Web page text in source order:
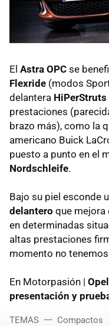
El Astra OPC se
Flexride (modos
delantera HiPerStruts
prestaciones
brazo más), como la
americano Buick
puesto a punto en el
Nordschleife.
Bajo su piel esconde
delantero que
en determinadas
altas prestaciones
momento no
En Motorpasión |
presentación y
TEMAS Compactos